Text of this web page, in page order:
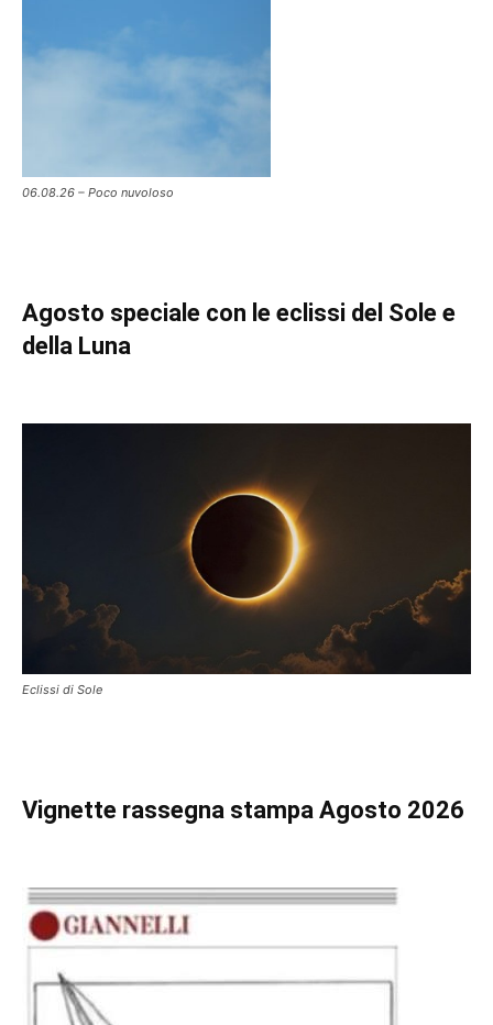
06.08.26 – Poco nuvoloso
Agosto speciale con le eclissi del Sole e
della Luna
Eclissi di Sole
Vignette rassegna stampa Agosto 2026